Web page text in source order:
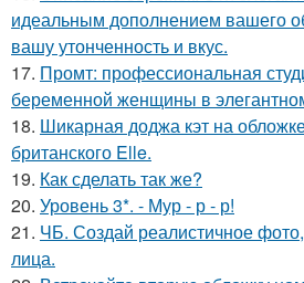
идеальным дополнением вашего
вашу утонченность и вкус.
17. Промт: профессиональная
беременной женщины в
18. Шикарная доджа кэт на
британского Elle.
19. Как сделать так же?
20. Уровень 3*. - Мур - р - р!
21. ЧБ. Создай реалистичное
лица.